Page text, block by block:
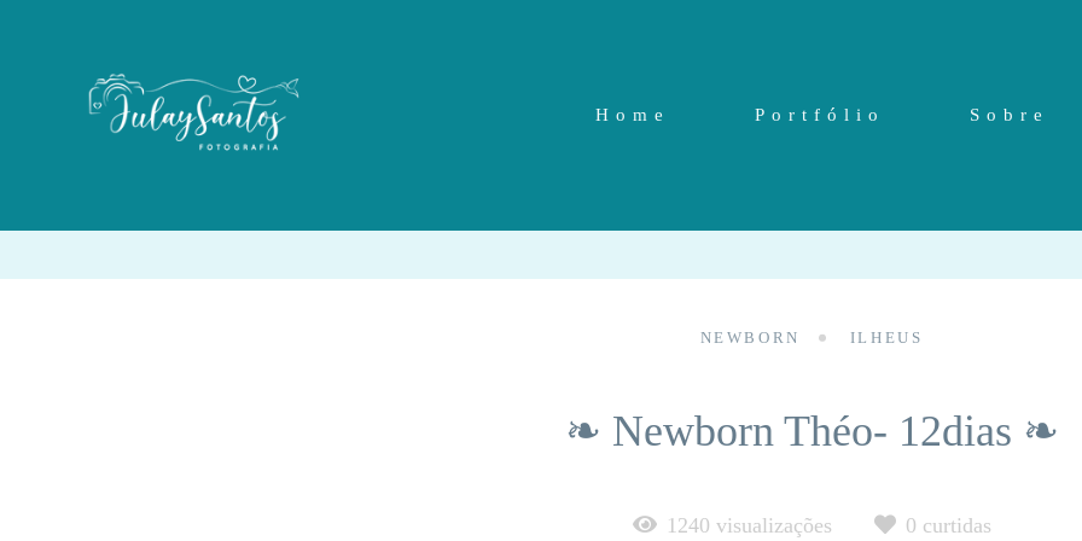
Home Portfólio Sobre
NEWBORN ILHEUS
❧ Newborn Théo- 12dias ❧
1240 visualizações 0 curtidas